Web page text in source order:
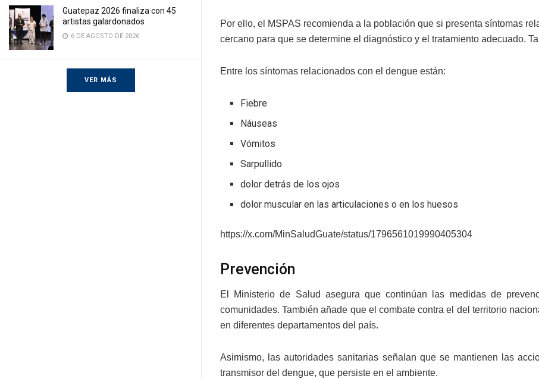
Guatepaz 2026 finaliza con 45
artistas galardonados
6 DE AGOSTO DE 2026
VER MÁS
Por ello, el MSPAS recomienda a la población que si presenta síntomas
cercano para que se determine el diagnóstico y el tratamiento adecuado.
Entre los síntomas relacionados con el dengue están:
Fiebre
Náuseas
Vómitos
Sarpullido
dolor detrás de los ojos
dolor muscular en las articulaciones o en los huesos
https://x.com/MinSaludGuate/status/1796561019990405304
Prevención
El Ministerio de Salud asegura que continúan las medidas de
comunidades. También añade que el combate contra el del territorio
en diferentes departamentos del país.
Asimismo, las autoridades sanitarias señalan que se mantienen las
transmisor del dengue, que persiste en el ambiente.